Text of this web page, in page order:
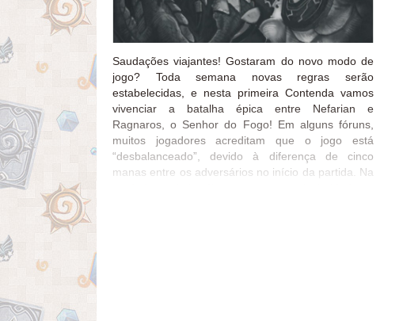
Saudações viajantes! Gostaram do novo modo de
jogo? Toda semana novas regras serão
estabelecidas, e nesta primeira Contenda vamos
vivenciar a batalha épica entre Nefarian e
Ragnaros, o Senhor do Fogo! Em alguns fóruns,
muitos jogadores acreditam que o jogo está
“desbalanceado”, devido à diferença de cinco
manas entre os adversários no início da partida. Na